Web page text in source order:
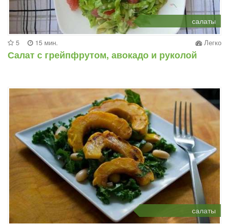
салаты
5 15 мин. Легко
Салат с грейпфрутом, авокадо и руколой
салаты